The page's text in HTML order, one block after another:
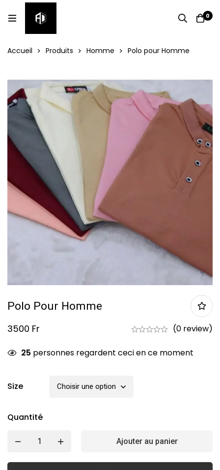
0
Accueil Produits Homme Polo pour Homme
Polo Pour Homme
3500 Fr (0 review)
25 personnes regardent ceci en ce moment
Size
Quantité
Ajouter au panier